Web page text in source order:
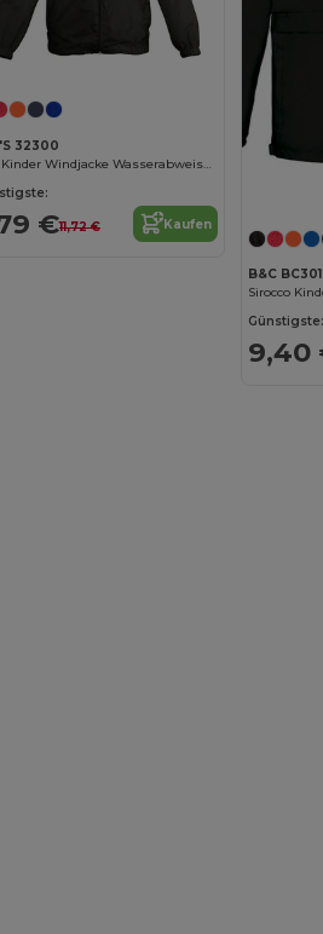
32300
Surf Kinder Windjacke Wasserabweisend
€11,72 € Kaufen
B&C BC301
Sirocco
Günstigste:
9,40